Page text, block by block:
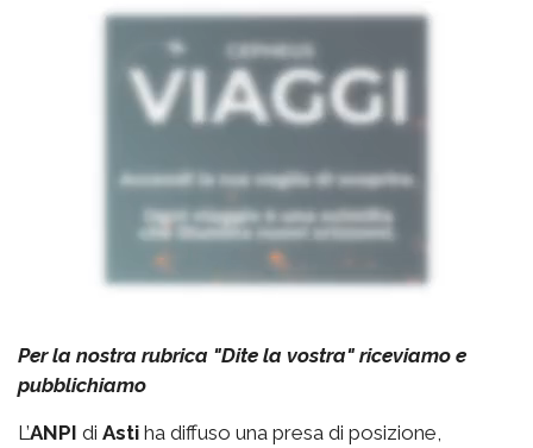
Per la nostra rubrica "Dite la vostra" riceviamo e
pubblichiamo
L’ANPI di Asti ha diffuso una presa di posizione,